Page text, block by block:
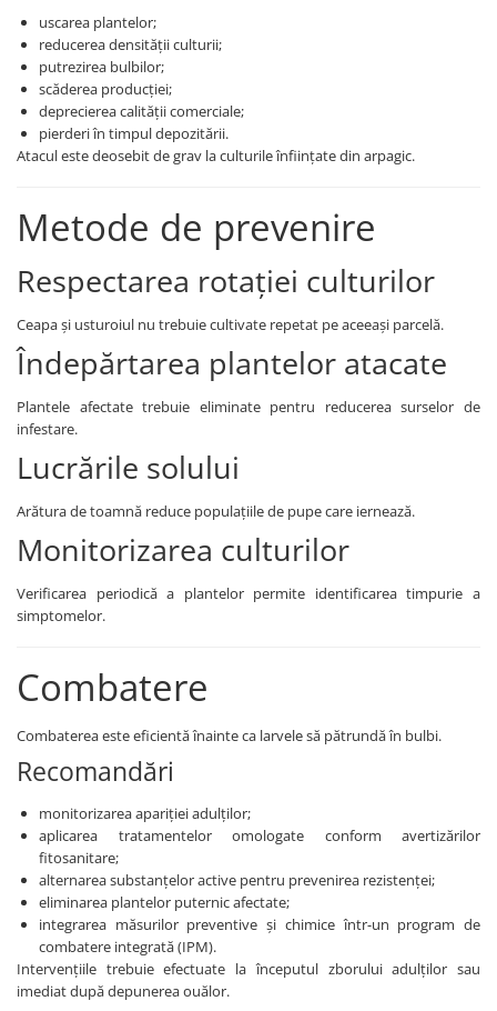
Erbicide
Fertilizanți foliari
CONOPIDĂ
Fungicide
Insecticide
Erbicide
CUCURBITACEE
Fungicide
CULTURI FLORICOLE ȘI
ORNAMENTALE
Insecticide
CULTURI HORTICOLE
Fertilizanți foliari
DOVLEAC
Fungicide
Insecticide
Fungicide
FASOLE
Tratament semințe
Erbicide
Fungicide
Insecticide
Fertilizanți foliari
FASOLE BOABE DE TOAMNĂ
Erbicide
FASOLE BOABE PRIMĂVARĂ
Erbicide
FENICUL
Tratament semințe
Biostimulatori
Fertilizanți foliari
Dezinfectant sol
GULII
Insecticide
Fungicide
Adjuvanți
Fungicide
Fertilizanți foliari
LEGUME
Tratament semințe
Fungicide
LEGUME în câmp
Insecticide
LEGUME ÎN SERĂ
LEGUME ÎN SPAȚII PROTEJATE
LEGUME RĂDĂCINOASE
Fertilizanți foliari
LEGUMINOASE
Fertilizanți foliari
LUCERNĂ
Biostimulatori
Fertilizanți foliari
Dezinfectant sol
MĂR
uscarea plantelor;
reducerea densității culturii;
putrezirea bulbilor;
scăderea producției;
deprecierea calității comerciale;
pierderi în timpul depozitării.
Atacul este deosebit de grav la culturile înființate din arpagic.
Metode de prevenire
Respectarea rotației culturilor
Ceapa și usturoiul nu trebuie cultivate repetat pe aceeași parcelă.
Îndepărtarea plantelor atacate
Plantele afectate trebuie eliminate pentru reducerea surselor de
infestare.
Lucrările solului
Arătura de toamnă reduce populațiile de pupe care iernează.
Monitorizarea culturilor
Verificarea periodică a plantelor permite identificarea timpurie a
simptomelor.
Combatere
Combaterea este eficientă înainte ca larvele să pătrundă în bulbi.
Recomandări
monitorizarea apariției adulților;
aplicarea tratamentelor omologate conform avertizărilor
fitosanitare;
alternarea substanțelor active pentru prevenirea rezistenței;
eliminarea plantelor puternic afectate;
integrarea măsurilor preventive și chimice într-un program de
combatere integrată (IPM).
Intervențiile trebuie efectuate la începutul zborului adulților sau
imediat după depunerea ouălor.